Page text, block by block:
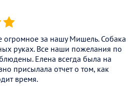
(*)
огромное за нашу Мишель. Собака
руках. Все наши пожелания по
Елена всегда была на
присылала отчет о том, как
время.